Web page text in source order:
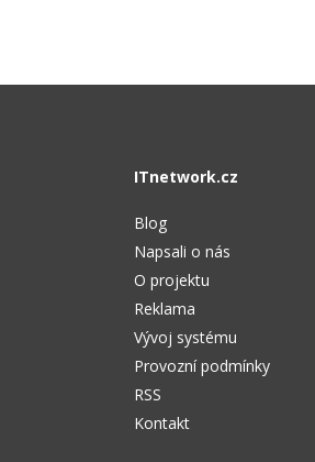
ITnetwork.cz
Blog
Napsali o nás
O projektu
Reklama
Vývoj systému
Provozní podmínky
RSS
Kontakt